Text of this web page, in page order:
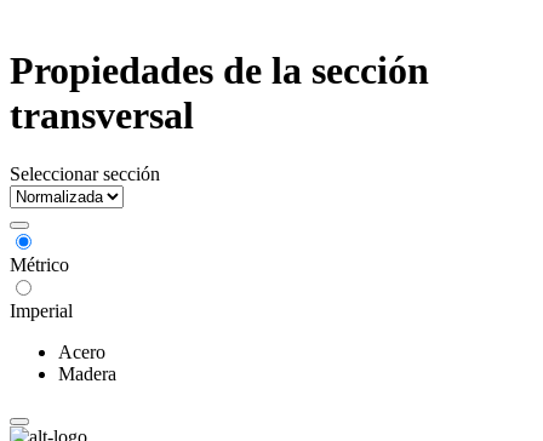
Propiedades de la sección
transversal
Seleccionar sección
Métrico
Imperial
Acero
Madera